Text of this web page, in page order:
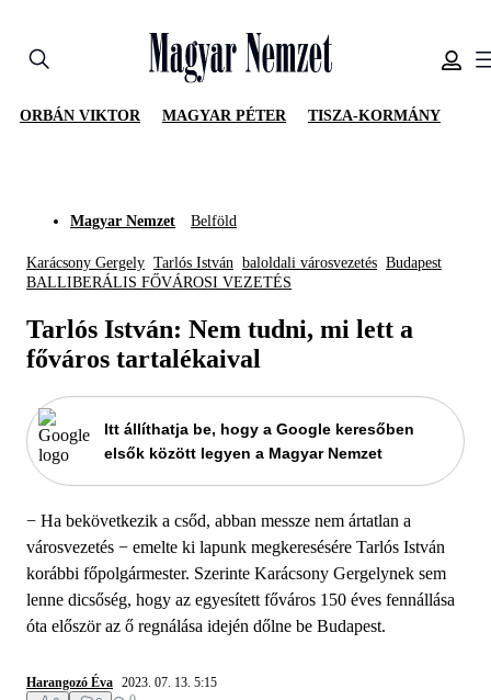
ORBÁN VIKTOR MAGYAR PÉTER TISZA-KORMÁNY
Magyar Nemzet Belföld
Karácsony Gergely Tarlós István baloldali városvezetés Budapest
BALLIBERÁLIS FŐVÁROSI VEZETÉS
Tarlós István: Nem tudni, mi lett a
főváros tartalékaival
Itt állíthatja be, hogy a Google keresőben
elsők között legyen a Magyar Nemzet
− Ha bekövetkezik a csőd, abban messze nem ártatlan a
városvezetés − emelte ki lapunk megkeresésére Tarlós István
korábbi főpolgármester. Szerinte Karácsony Gergelynek sem
lenne dicsőség, hogy az egyesített főváros 150 éves fennállása
óta először az ő regnálása idején dőlne be Budapest.
Harangozó Éva 2023. 07. 13. 5:15